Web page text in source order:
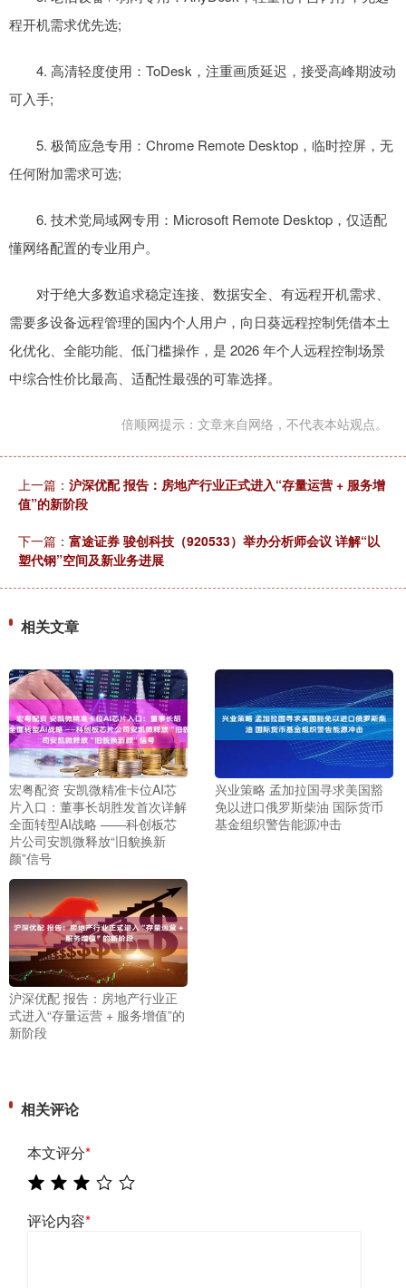
程开机需求优先选;
4. 高清轻度使用：ToDesk，注重画质延迟，接受高峰期波动
可入手;
5. 极简应急专用：Chrome Remote Desktop，临时控屏，无
任何附加需求可选;
6. 技术党局域网专用：Microsoft Remote Desktop，仅适配
懂网络配置的专业用户。
对于绝大多数追求稳定连接、数据安全、有远程开机需求、
需要多设备远程管理的国内个人用户，向日葵远程控制凭借本土
化优化、全能功能、低门槛操作，是 2026 年个人远程控制场景
中综合性价比最高、适配性最强的可靠选择。
倍顺网提示：文章来自网络，不代表本站观点。
上一篇： 沪深优配 报告：房地产行业正式进入“存量运营 + 服务增
值”的新阶段
下一篇： 富途证券 骏创科技（920533）举办分析师会议 详解“以
塑代钢”空间及新业务进展
相关文章
宏粤配资 安凯微精准卡位AI芯
片入口：董事长胡胜发首次详解
全面转型AI战略 ——科创板芯
片公司安凯微释放“旧貌换新
颜”信号
兴业策略 孟加拉国寻求美国豁
免以进口俄罗斯柴油 国际货币
基金组织警告能源冲击
沪深优配 报告：房地产行业正
式进入“存量运营 + 服务增值”的
新阶段
相关评论
本文评分*
评论内容*